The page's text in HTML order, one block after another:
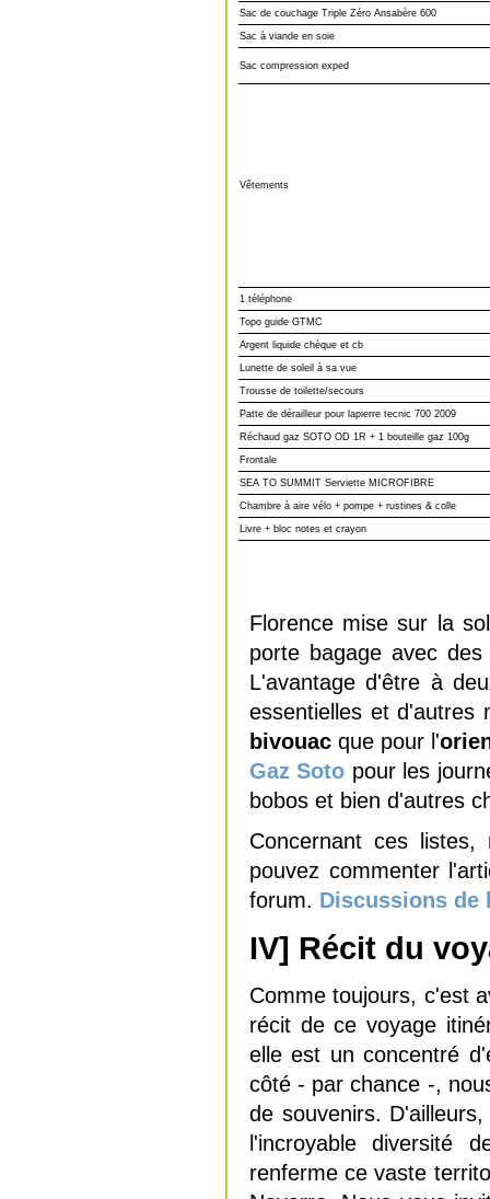
Sac de couchage Triple Zéro Ansabère 600
Sac à viande en soie
Sac compression exped
Vêtements
1 téléphone
Topo guide GTMC
Argent liquide chèque et cb
Lunette de soleil à sa vue
Trousse de toilette/secours
Patte de dérailleur pour lapierre tecnic 700 2009
Réchaud gaz SOTO OD 1R + 1 bouteille gaz 100g
Frontale
SEA TO SUMMIT Serviette MICROFIBRE
Chambre à aire vélo + pompe + rustines & colle
Livre + bloc notes et crayon
Florence mise sur la
porte bagage avec
L'avantage d'être à
essentielles et d'autres
bivouac que pour l'
Gaz Soto pour les
bobos et bien d'autres
Concernant ces listes,
pouvez commenter
forum. Discussions de
IV] Récit du
Comme toujours, c'est
récit de ce voyage
elle est un concentré
côté - par chance -,
de souvenirs.
l'incroyable diversité
renferme ce vaste